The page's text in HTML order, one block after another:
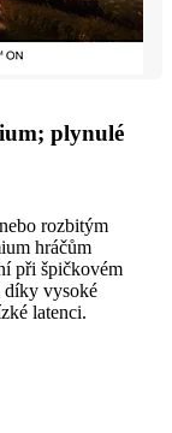
plynulé
rozbitým
hráčům
při špičkovém
díky vysoké
latenci.